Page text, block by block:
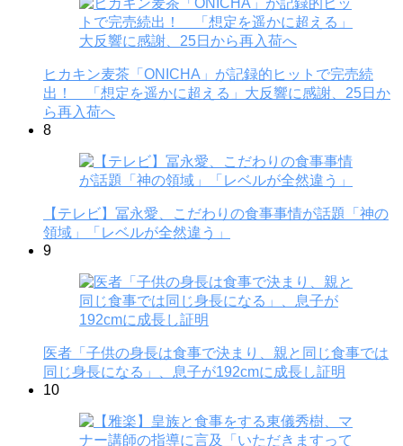
ヒカキン麦茶「ONICHA」が記録的ヒットで完売続
出！ 「想定を遥かに超える」大反響に感謝、25日か
ら再入荷へ
8
【テレビ】冨永愛、こだわりの食事事情が話題「神の
領域」「レベルが全然違う」
9
医者「子供の身長は食事で決まり、親と同じ食事では
同じ身長になる」、息子が192cmに成長し証明
10